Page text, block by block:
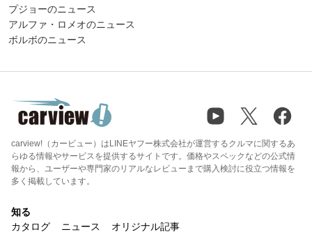
プジョーのニュース
アルファ・ロメオのニュース
ボルボのニュース
carview!（カービュー）はLINEヤフー株式会社が運営するクルマに関するあ
らゆる情報やサービスを提供するサイトです。価格やスペックなどの公式情
報から、ユーザーや専門家のリアルなレビューまで購入検討に役立つ情報を
多く掲載しています。
知る
カタログ
ニュース オリジナル記事